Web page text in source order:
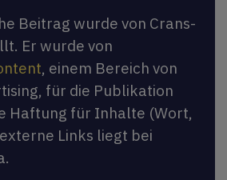
Beitrag wurde von Crans-
Er wurde von
, einem Bereich von
für die Publikation
Haftung für Inhalte (Wort,
Links liegt bei